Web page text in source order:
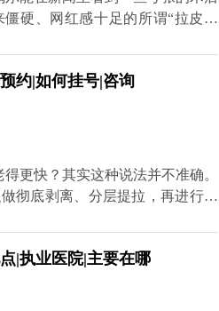
）预约面诊，详细了解。
硬、网红感十足的所谓“拉皮效
是过度追求“提升感”，忽略了
垂的软组织放回原本的位置，再
也会越来越自然。所以想做拉皮
验的医生。好的拉皮效果，应该
想知道更多关于MCR复合提升
约面诊，详细了解。
约|如何挂号|咨询
更快？其实这种说法并不准确。
彻底剥离、分层提拉，再进行复
位置上重新贴合，效果很扎实，
术的效果本身就不持久，很快就
置上，按照自然的衰老速度慢慢
|执业医院|主要在哪